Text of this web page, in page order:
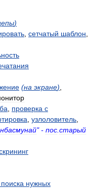
)
сетчатый шаблон
(на экране)
проверка с
узлоловитель
" - пос старый
поиска нужных